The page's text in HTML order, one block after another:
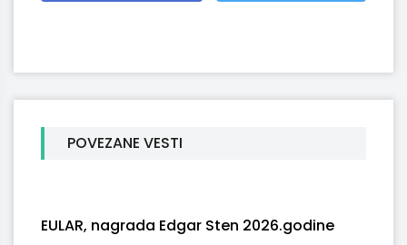
POVEZANE VESTI
EULAR, nagrada Edgar Sten 2026.godine